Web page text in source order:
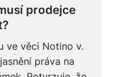
prodejce
ve věci Notino v.
práva na